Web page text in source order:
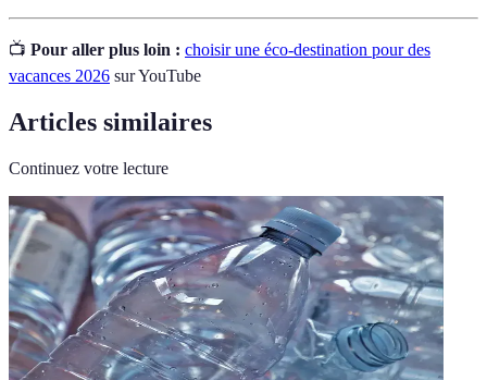
📺 Pour aller plus loin : choisir une éco-destination pour des
vacances 2026 sur YouTube
Articles similaires
Continuez votre lecture